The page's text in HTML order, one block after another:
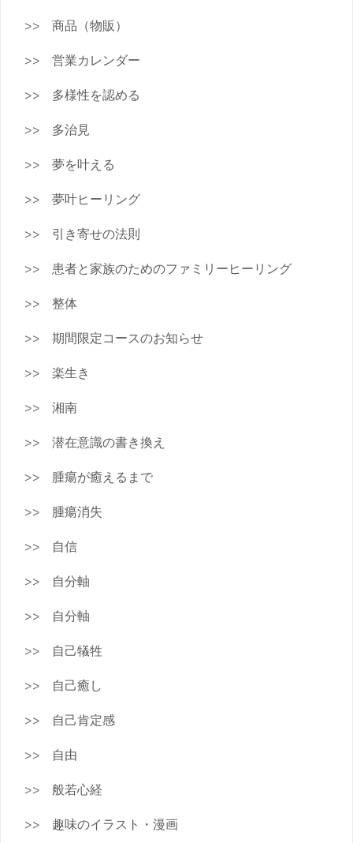
商品（物販）
営業カレンダー
多様性を認める
多治見
夢を叶える
夢叶ヒーリング
引き寄せの法則
患者と家族のためのファミリーヒーリング
整体
期間限定コースのお知らせ
楽生き
湘南
潜在意識の書き換え
腫瘍が癒えるまで
腫瘍消失
自信
自分軸
自分軸
自己犠牲
自己癒し
自己肯定感
自由
般若心経
趣味のイラスト・漫画